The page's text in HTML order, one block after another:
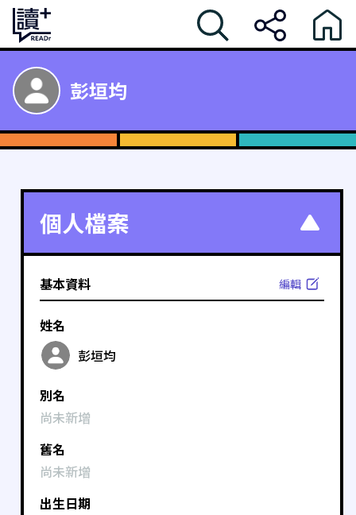
彭垣均
個人檔案
基本資料 編輯
姓名
彭垣均
別名
尚未新增
舊名
尚未新增
出生日期